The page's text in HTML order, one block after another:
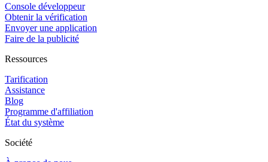
Console développeur
Obtenir la vérification
Envoyer une application
Faire de la publicité
Ressources
Tarification
Assistance
Blog
Programme d'affiliation
État du système
Société